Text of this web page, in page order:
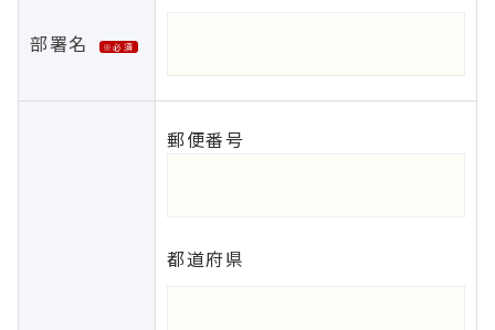
部署名 ※必須
郵便番号
都道府県